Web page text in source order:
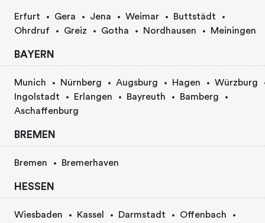
Erfurt Gera Jena Weimar
Buttstädt
Ohrdruf
Greiz Gotha Nordhausen Meiningen
BAYERN
Munich Nürnberg Augsburg Hagen
Würzburg
Ingolstadt
Erlangen Bayreuth
Bamberg
Aschaffenburg
BREMEN
Bremen Bremerhaven
HESSEN
Wiesbaden Kassel Darmstadt
Offenbach